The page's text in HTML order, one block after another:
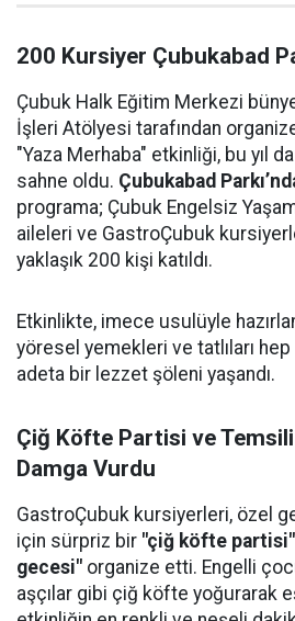
200 Kursiyer Çubukabad
Çubuk Halk Eğitim Merkezi
İşleri Atölyesi tarafından
"Yaza Merhaba" etkinliği, bu yıl
sahne oldu. Çubukabad
programa; Çubuk Engelsiz
aileleri ve GastroÇubuk
yaklaşık 200 kişi katıldı.
Etkinlikte, imece usulüyle
yöresel yemekleri ve tatlıları
adeta bir lezzet şöleni yaşandı.
Çiğ Köfte Partisi ve Temsili
Damga Vurdu
GastroÇubuk kursiyerleri, özel
için sürpriz bir "çiğ köfte partisi"
gecesi" organize etti. Engelli
aşçılar gibi çiğ köfte yoğurarak